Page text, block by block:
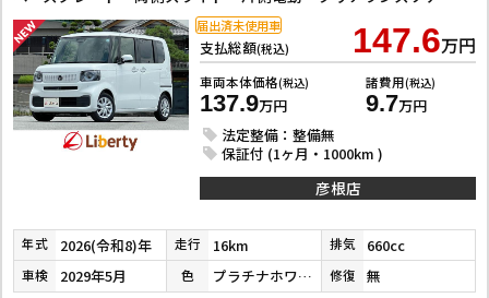
支払総額(税込) 147.6万円
車両本体価格(税込)
137.9万円
諸費用(税込)
9.7万円
法定整備：整備無
保証付 (1ヶ月・1000km )
届出済未使用車
彦根店
年式 2026(令和8)年 走行 16km 排気 660cc
車検 2029年5月 色 プラチナホワイトパール 修復 無